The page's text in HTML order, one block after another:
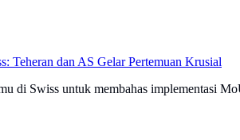
Teheran dan AS Gelar Pertemuan Krusial
di Swiss untuk membahas implementasi